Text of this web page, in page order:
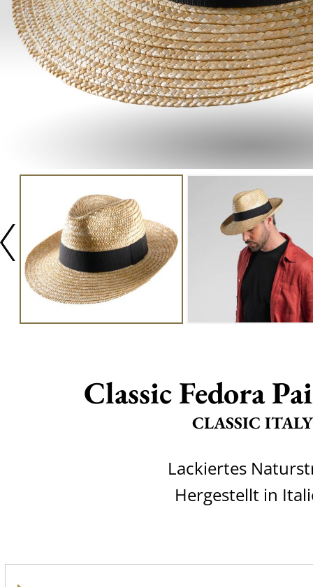
Classic Fedora
CLASSIC ITALY
Lackiertes
Hergestellt in